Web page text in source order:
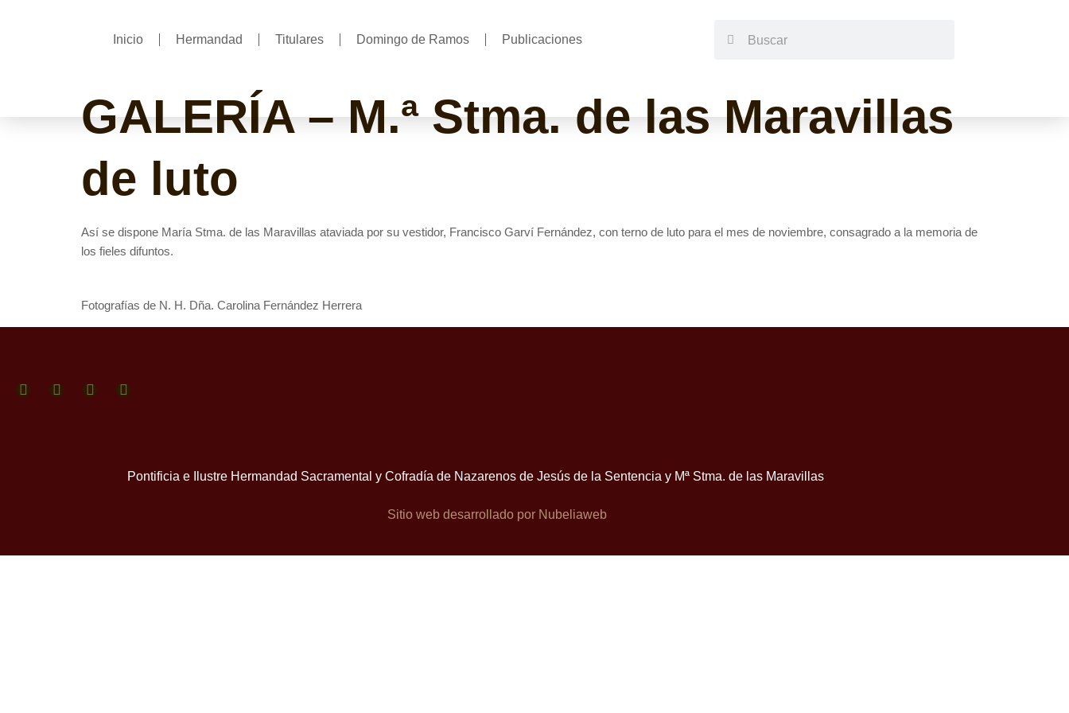
Inicio Hermandad Titulares Domingo de Ramos Publicaciones
GALERÍA – M.ª Stma. de las Maravillas
de luto
Así se dispone María Stma. de las Maravillas ataviada por su vestidor, Francisco Garví Fernández, con terno de luto para el mes de noviembre, consagrado a la memoria de
los fieles difuntos.
Fotografías de N. H. Dña. Carolina Fernández Herrera
Pontificia e Ilustre Hermandad Sacramental y Cofradía de Nazarenos de Jesús de la Sentencia y Mª Stma. de las Maravillas
Sitio web desarrollado por Nubeliaweb